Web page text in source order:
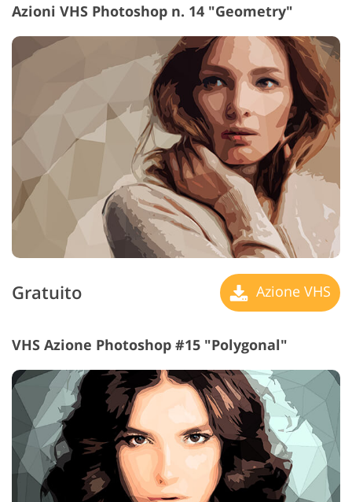
Azioni VHS Photoshop n. 14 "Geometry"
Gratuito Azione VHS
VHS Azione Photoshop #15 "Polygonal"